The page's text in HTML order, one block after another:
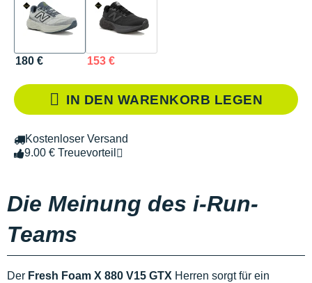
180 € 153 €
IN DEN WARENKORB LEGEN
Kostenloser Versand
9.00 € Treuevorteil
Die Meinung des i-Run-
Teams
Der Fresh Foam X 880 V15 GTX Herren sorgt für ein